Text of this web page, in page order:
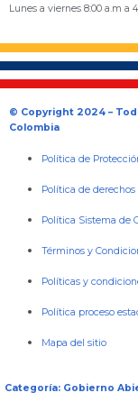
Lunes a viernes 8:00 a.m a
© Copyright 2024 –
Colombia
Política de
Política de
Política Sistema de
Términos y
Políticas y
Política proceso
Mapa del sitio
Categoría: Gobierno